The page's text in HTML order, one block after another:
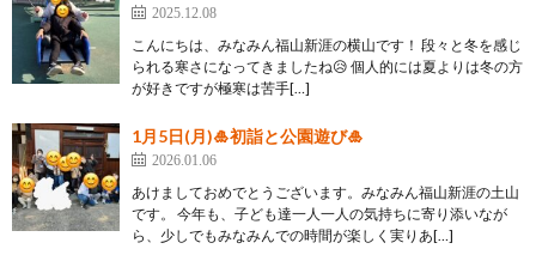
2025.12.08
こんにちは、みなみん福山新涯の横山です！ 段々と冬を感じ
られる寒さになってきましたね😥 個人的には夏よりは冬の方
が好きですが極寒は苦手[…]
1月5日(月)🎍初詣と公園遊び🎍
2026.01.06
あけましておめでとうございます。みなみん福山新涯の土山
です。 今年も、子ども達一人一人の気持ちに寄り添いなが
ら、少しでもみなみんでの時間が楽しく実りあ[…]